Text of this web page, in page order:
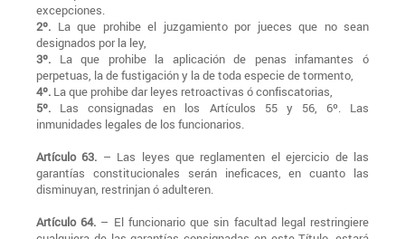
excepciones.
2º. La que prohibe el juzgamiento por jueces que no sean
designados por la ley,
3º. La que prohibe la aplicación de penas infamantes ó
perpetuas, la de fustigación y la de toda especie de tormento,
4º. La que prohibe dar leyes retroactivas ó confiscatorias,
5º. Las consignadas en los Artículos 55 y 56, 6º. Las
inmunidades legales de los funcionarios.
Artículo 63. – Las leyes que reglamenten el ejercicio de las
garantías constitucionales serán ineficaces, en cuanto las
disminuyan, restrinjan ó adulteren.
Artículo 64. – El funcionario que sin facultad legal restringiere